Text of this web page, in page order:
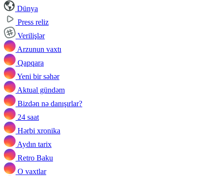
Dünya
Press reliz
Verilişlər
Arzunun vaxtı
Qapqara
Yeni bir səhər
Aktual gündəm
Bizdən nə danışırlar?
24 saat
Hərbi xronika
Aydın tarix
Retro Baku
O vaxtlar